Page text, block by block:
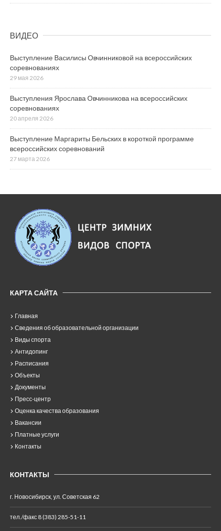
ВИДЕО
Выступление Василисы Овчинниковой на всероссийских
соревнованиях
29 мая 2026
Выступления Ярослава Овчинникова на всероссийских
соревнованиях
20 апреля 2026
Выступление Маргариты Бельских в короткой программе
всероссийских соревнований
27 марта 2026
КАРТА САЙТА
Главная
Сведения об образовательной организации
Виды спорта
Антидопинг
Расписания
Объекты
Документы
Пресс-центр
Оценка качества образования
Вакансии
Платные услуги
Контакты
КОНТАКТЫ
г. Новосибирск, ул. Советская 62
тел./факс 8 (383) 285-51-11